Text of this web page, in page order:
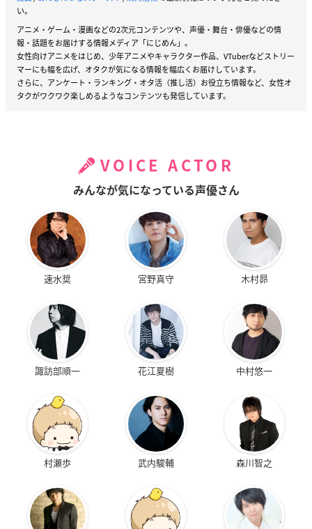
い。
アニメ・ゲーム・漫画などの2次元コンテンツや、声優・舞台・俳優などの情
報・話題をお届けする情報メディア「にじめん」。
女性向けアニメをはじめ、少年アニメやキャラクター作品、VTuberなどストリー
マーにも幅を広げ、オタクが気になる情報を幅広くお届けしています。
さらに、アンケート・ランキング・オタ活（推し活）お役立ち情報など、女性オ
タクがワクワク楽しめるようなコンテンツも発信しています。
VOICE ACTOR
みんなが気になっている声優さん
速水奨 宮野真守 木村昴
諏訪部順一 花江夏樹 中村悠一
村瀬歩 武内駿輔 森川智之